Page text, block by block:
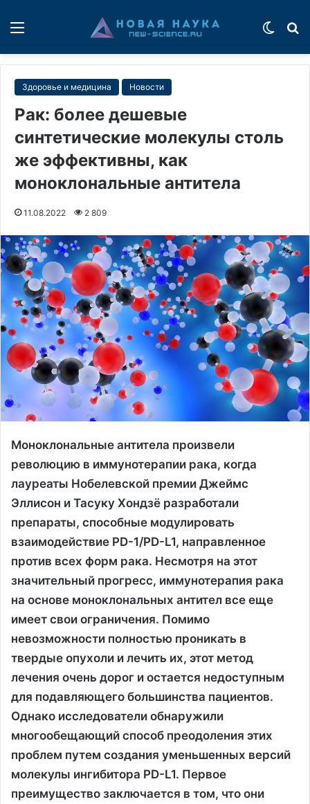
Здоровье и медицина Новости
Рак: более дешевые
синтетические молекулы столь
же эффективны, как
моноклональные антитела
11.08.2022 2 809
Моноклональные антитела произвели
революцию в иммунотерапии рака, когда
лауреаты Нобелевской премии Джеймс
Эллисон и Тасуку Хондзё разработали
препараты, способные модулировать
взаимодействие PD-1/PD-L1, направленное
против всех форм рака. Несмотря на этот
значительный прогресс, иммунотерапия рака
на основе моноклональных антител все еще
имеет свои ограничения. Помимо
невозможности полностью проникать в
твердые опухоли и лечить их, этот метод
лечения очень дорог и остается недоступным
для подавляющего большинства пациентов.
Однако исследователи обнаружили
многообещающий способ преодоления этих
проблем путем создания уменьшенных версий
молекулы ингибитора PD-L1. Первое
преимущество заключается в том, что они